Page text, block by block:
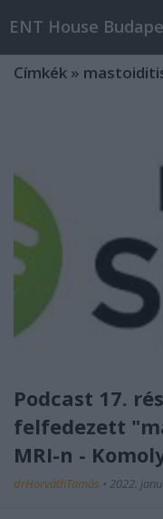
ENT House
Címkék »
Podcast 17.
felfedezett
MRI-n -
drHorváthTamás • 2022.